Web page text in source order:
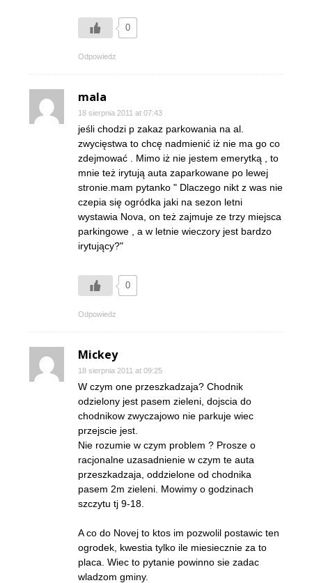
0
Odpowiedz
mala
18 sierpnia 2011 at 07:43
jeśli chodzi p zakaz parkowania na al.
zwycięstwa to chcę nadmienić iż nie ma go co
zdejmować . Mimo iż nie jestem emerytką , to
mnie też irytują auta zaparkowane po lewej
stronie.mam pytanko " Dlaczego nikt z was nie
czepia się ogródka jaki na sezon letni
wystawia Nova, on też zajmuje ze trzy miejsca
parkingowe , a w letnie wieczory jest bardzo
irytujący?"
0
Odpowiedz
Mickey
18 sierpnia 2011 at 09:25
W czym one przeszkadzaja? Chodnik
odzielony jest pasem zieleni, dojscia do
chodnikow zwyczajowo nie parkuje wiec
przejscie jest.
Nie rozumie w czym problem ? Prosze o
racjonalne uzasadnienie w czym te auta
przeszkadzaja, oddzielone od chodnika
pasem 2m zieleni. Mowimy o godzinach
szczytu tj 9-18.
A co do Novej to ktos im pozwolil postawic ten
ogrodek, kwestia tylko ile miesiecznie za to
placa. Wiec to pytanie powinno sie zadac
wladzom gminy.